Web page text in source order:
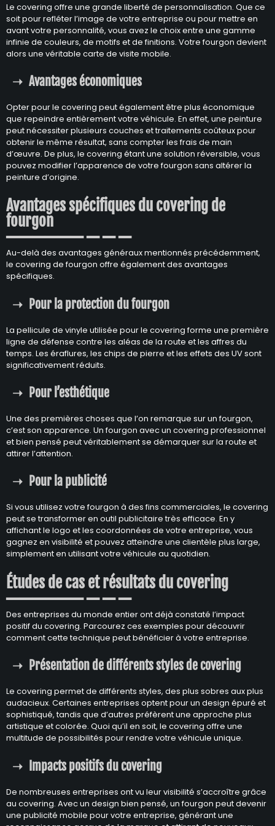
Le covering offre une grande liberté de personnalisation. Que ce
soit pour refléter l’image de votre entreprise ou pour mettre en
avant votre personnalité, vous avez le choix entre une gamme
infinie de couleurs, de motifs et de finitions. Votre fourgon devient
alors une véritable carte de visite mobile.
Avantages économiques
Opter pour le covering peut également être plus économique
que repeindre entièrement votre véhicule. En effet, une peinture
peut nécessiter plusieurs couches et traitements coûteux pour
obtenir le même résultat, sans compter les frais de main
d’œuvre. De plus, le covering étant une solution réversible, vous
pouvez modifier l’apparence de votre fourgon sans altérer la
peinture d’origine.
Avantages spécifiques du covering de
fourgon
Au-delà des avantages généraux mentionnés précédemment,
le covering de fourgon offre également des avantages
spécifiques.
Pour la protection du fourgon
La pellicule de vinyle utilisée pour le covering forme une première
ligne de défense contre les aléas de la route et les affres du
temps. Les éraflures, les chips de pierre et les effets des UV sont
significativement réduits.
Pour l’esthétique
Une des premières choses que l’on remarque sur un fourgon,
c’est son apparence. Un fourgon avec un covering professionnel
et bien pensé peut véritablement se démarquer sur la route et
attirer l’attention.
Pour la publicité
Si vous utilisez votre fourgon à des fins commerciales, le covering
peut se transformer en outil publicitaire très efficace. En y
affichant le logo et les coordonnées de votre entreprise, vous
gagnez en visibilité et pouvez atteindre une clientèle plus large,
simplement en utilisant votre véhicule au quotidien.
Études de cas et résultats du covering
Des entreprises du monde entier ont déjà constaté l’impact
positif du covering. Parcourez ces exemples pour découvrir
comment cette technique peut bénéficier à votre entreprise.
Présentation de différents styles de covering
Le covering permet de différents styles, des plus sobres aux plus
audacieux. Certaines entreprises optent pour un design épuré et
sophistiqué, tandis que d’autres préfèrent une approche plus
artistique et colorée. Quoi qu’il en soit, le covering offre une
multitude de possibilités pour rendre votre véhicule unique.
Impacts positifs du covering
De nombreuses entreprises ont vu leur visibilité s’accroître grâce
au covering. Avec un design bien pensé, un fourgon peut devenir
une publicité mobile pour votre entreprise, générant une